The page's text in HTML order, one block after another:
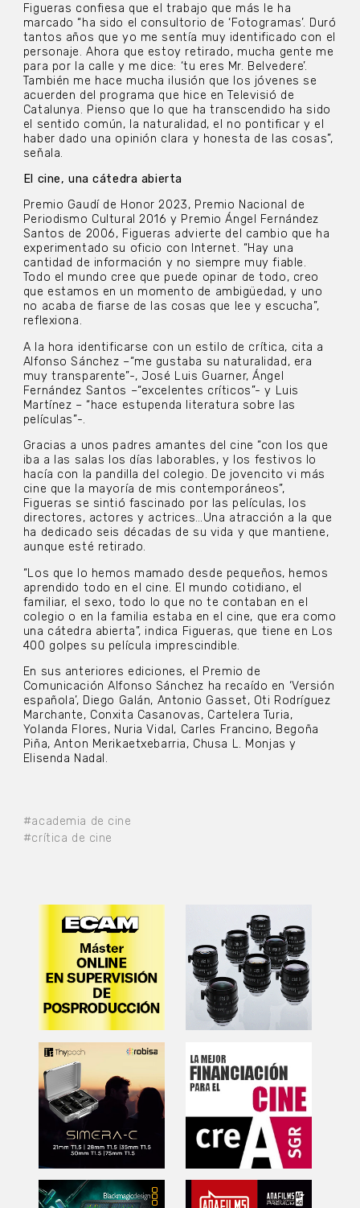
#academia de cine
#crítica de cine
Figueras confiesa que el trabajo que más le ha
marcado “ha sido el consultorio de ‘Fotogramas’. Duró
tantos años que yo me sentía muy identificado con el
personaje. Ahora que estoy retirado, mucha gente me
para por la calle y me dice: ‘tu eres Mr. Belvedere’.
También me hace mucha ilusión que los jóvenes se
acuerden del programa que hice en Televisió de
Catalunya. Pienso que lo que ha transcendido ha sido
el sentido común, la naturalidad, el no pontificar y el
haber dado una opinión clara y honesta de las cosas”,
señala.
El cine, una cátedra abierta
Premio Gaudí de Honor 2023, Premio Nacional de
Periodismo Cultural 2016 y Premio Ángel Fernández
Santos de 2006, Figueras advierte del cambio que ha
experimentado su oficio con Internet. “Hay una
cantidad de información y no siempre muy fiable.
Todo el mundo cree que puede opinar de todo, creo
que estamos en un momento de ambigüedad, y uno
no acaba de fiarse de las cosas que lee y escucha”,
reflexiona.
A la hora identificarse con un estilo de crítica, cita a
Alfonso Sánchez –“me gustaba su naturalidad, era
muy transparente”-, José Luis Guarner, Ángel
Fernández Santos –“excelentes críticos”- y Luis
Martínez – “hace estupenda literatura sobre las
películas”-.
Gracias a unos padres amantes del cine “con los que
iba a las salas los días laborables, y los festivos lo
hacía con la pandilla del colegio. De jovencito vi más
cine que la mayoría de mis contemporáneos”,
Figueras se sintió fascinado por las películas, los
directores, actores y actrices…Una atracción a la que
ha dedicado seis décadas de su vida y que mantiene,
aunque esté retirado.
“Los que lo hemos mamado desde pequeños, hemos
aprendido todo en el cine. El mundo cotidiano, el
familiar, el sexo, todo lo que no te contaban en el
colegio o en la familia estaba en el cine, que era como
una cátedra abierta”, indica Figueras, que tiene en Los
400 golpes su película imprescindible.
En sus anteriores ediciones, el Premio de
Comunicación Alfonso Sánchez ha recaído en ‘Versión
española’, Diego Galán, Antonio Gasset, Oti Rodríguez
Marchante, Conxita Casanovas, Cartelera Turia,
Yolanda Flores, Nuria Vidal, Carles Francino, Begoña
Piña, Anton Merikaetxebarria, Chusa L. Monjas y
Elisenda Nadal.